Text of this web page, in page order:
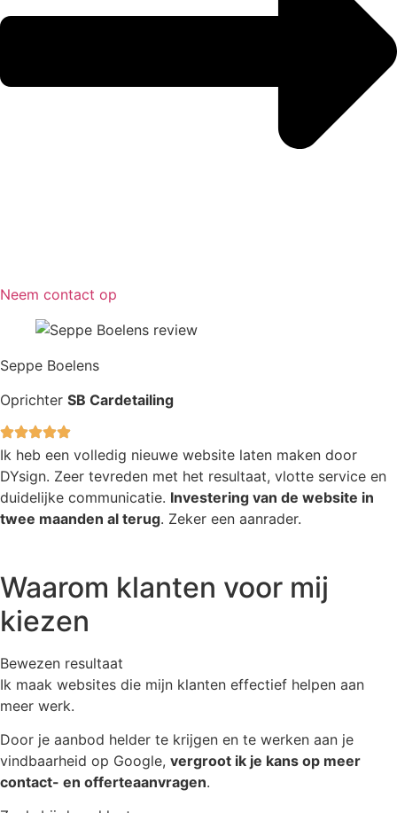
Neem contact op
Seppe Boelens
Oprichter SB Cardetailing
Ik heb een volledig nieuwe website laten maken door
DYsign. Zeer tevreden met het resultaat, vlotte service en
duidelijke communicatie. Investering van de website in
twee maanden al terug. Zeker een aanrader.
Waarom klanten voor mij
kiezen
Bewezen resultaat
Ik maak websites die mijn klanten effectief helpen aan
meer werk.
Door je aanbod helder te krijgen en te werken aan je
vindbaarheid op Google, vergroot ik je kans op meer
contact- en offerteaanvragen.